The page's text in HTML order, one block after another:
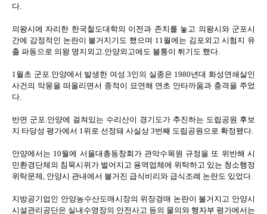
다.
의왕시에 자리한 한국철도대학의 이전과 존치를 놓고 의왕시와 군포시
간에 감정적인 논란이 불거지기도 했으며 11월에는 김포외고 시험지 유
출 파동으로 의왕 명지외고.안양외고에도 불통이 튀기도 했다.
1월초 군포.안양에서 발생한 여성 3인의 실종은 1980년대 화성연쇄살인
사건의 악몽을 떠올리면서 종적이 묘연해 연초 안타까움과 충격을 주었
다.
반면 군포.안양에 걸쳐있는 수리산이 경기도가 추진하는 도립공원 후보
지 타당성 평가에서 1위로 선정돼 사실상 3번째 도립공원으로 확정됐다.
안양에서는 10월에 서울대총동창회가 관악수목원 규정을 또 위반해 시
민환경단체의 침묵시위가 벌어지고 용역업체에 위탁하고 있는 청소행정
위탁문제, 안양시 관내에서 불거진 급식비리와 급식조례 논란도 있었다.
지방공기업인 안양농수산도매시장의 위장경매 논란이 불거지고 안양시
시설관리공단은 실내수영장의 안전사고 등의 물의와 행자부 평가에서는